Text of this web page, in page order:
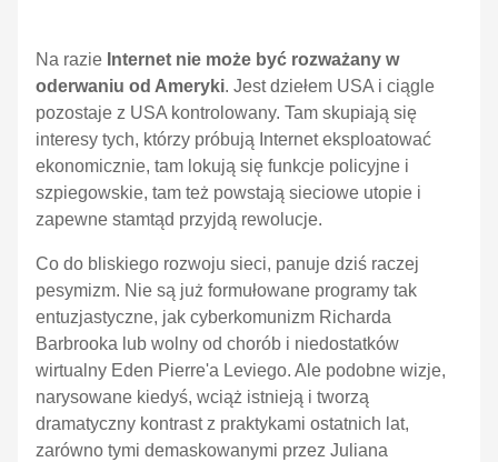
Na razie Internet nie może być rozważany w
oderwaniu od Ameryki. Jest dziełem USA i ciągle
pozostaje z USA kontrolowany. Tam skupiają się
interesy tych, którzy próbują Internet eksploatować
ekonomicznie, tam lokują się funkcje policyjne i
szpiegowskie, tam też powstają sieciowe utopie i
zapewne stamtąd przyjdą rewolucje.
Co do bliskiego rozwoju sieci, panuje dziś raczej
pesymizm. Nie są już formułowane programy tak
entuzjastyczne, jak cyberkomunizm Richarda
Barbrooka lub wolny od chorób i niedostatków
wirtualny Eden Pierre'a Leviego. Ale podobne wizje,
narysowane kiedyś, wciąż istnieją i tworzą
dramatyczny kontrast z praktykami ostatnich lat,
zarówno tymi demaskowanymi przez Juliana